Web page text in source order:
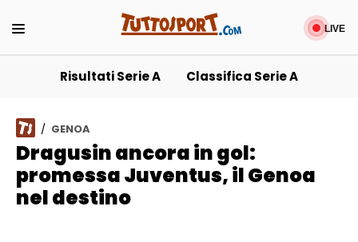
Tuttosport LIVE
Risultati Serie A Classifica Serie A
/ GENOA
Dragusin ancora in gol:
promessa Juventus, il Genoa
nel destino